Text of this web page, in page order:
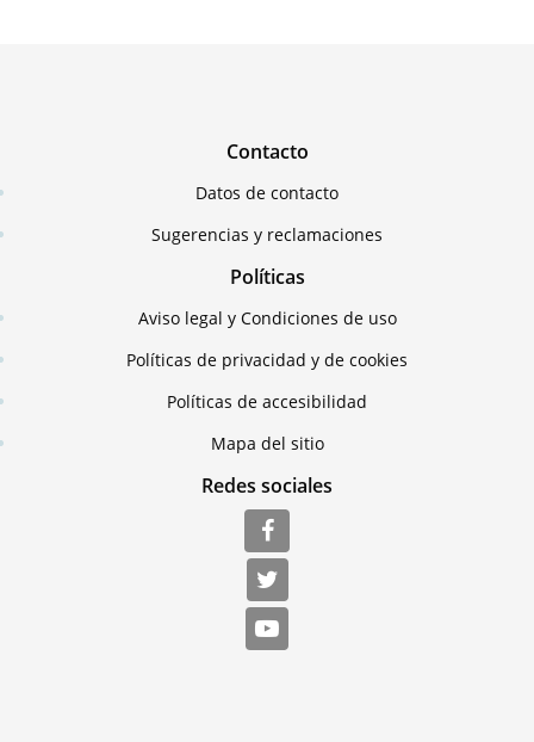
Contacto
Datos de contacto
Sugerencias y reclamaciones
Políticas
Aviso legal y Condiciones de uso
Políticas de privacidad y de cookies
Políticas de accesibilidad
Mapa del sitio
Redes sociales